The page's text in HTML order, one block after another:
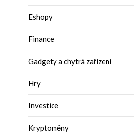
Eshopy
Finance
Gadgety a chytrá zařízení
Hry
Investice
Kryptoměny